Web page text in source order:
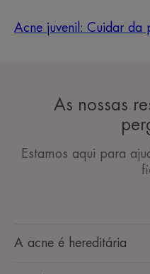
Acne juvenil: Cuidar da
As nossas
Estamos aqui para
A acne é hereditária